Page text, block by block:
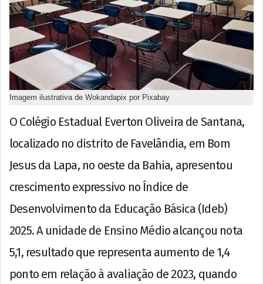
Imagem ilustrativa de Wokandapix por Pixabay
O Colégio Estadual Everton Oliveira de Santana,
localizado no distrito de Favelândia, em Bom
Jesus da Lapa, no oeste da Bahia, apresentou
crescimento expressivo no Índice de
Desenvolvimento da Educação Básica (Ideb)
2025. A unidade de Ensino Médio alcançou nota
5,1, resultado que representa aumento de 1,4
ponto em relação à avaliação de 2023, quando